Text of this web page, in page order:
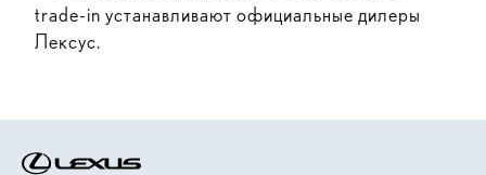
trade-in устанавливают официальные дилеры
Лексус.